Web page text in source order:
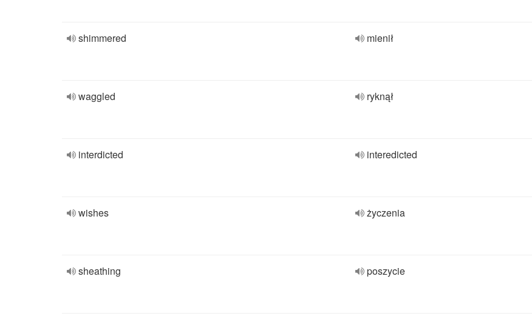
shimmered mienił
waggled ryknął
interdicted interedicted
wishes życzenia
sheathing poszycie